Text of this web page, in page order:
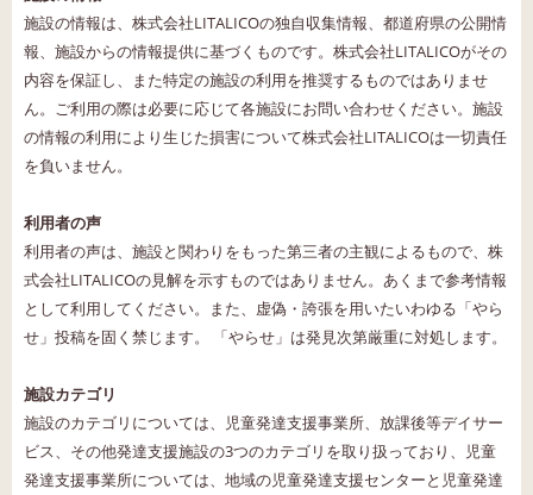
施設の情報は、株式会社LITALICOの独自収集情報、都道府県の公開情
報、施設からの情報提供に基づくものです。株式会社LITALICOがその
内容を保証し、また特定の施設の利用を推奨するものではありませ
ん。ご利用の際は必要に応じて各施設にお問い合わせください。施設
の情報の利用により生じた損害について株式会社LITALICOは一切責任
を負いません。
利用者の声
利用者の声は、施設と関わりをもった第三者の主観によるもので、株
式会社LITALICOの見解を示すものではありません。あくまで参考情報
として利用してください。また、虚偽・誇張を用いたいわゆる「やら
せ」投稿を固く禁じます。 「やらせ」は発見次第厳重に対処します。
施設カテゴリ
施設のカテゴリについては、児童発達支援事業所、放課後等デイサー
ビス、その他発達支援施設の3つのカテゴリを取り扱っており、児童
発達支援事業所については、地域の児童発達支援センターと児童発達